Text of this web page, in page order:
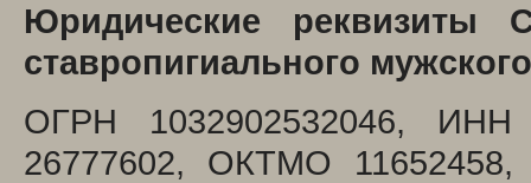
Юридические реквизиты
ставропигиального
ОГРН 1032902532046,
26777602, ОКТМО